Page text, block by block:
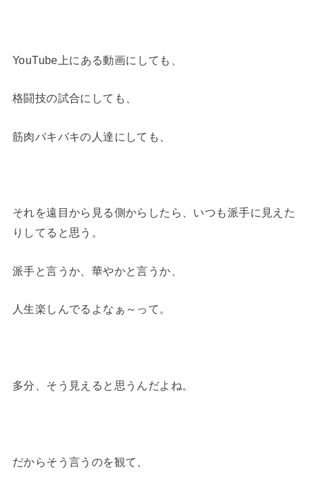
YouTube上にある動画にしても、
格闘技の試合にしても、
筋肉バキバキの人達にしても、
それを遠目から見る側からしたら、いつも派手に見えた
りしてると思う。
派手と言うか、華やかと言うか、
人生楽しんでるよなぁ～って。
多分、そう見えると思うんだよね。
だからそう言うのを観て、